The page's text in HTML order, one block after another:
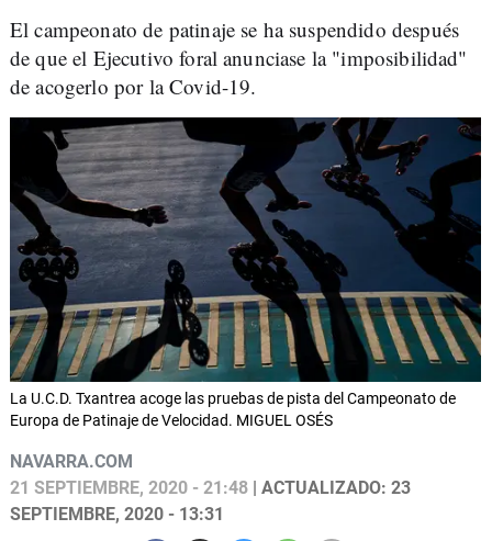
El campeonato de patinaje se ha suspendido después
de que el Ejecutivo foral anunciase la "imposibilidad"
de acogerlo por la Covid-19.
La U.C.D. Txantrea acoge las pruebas de pista del Campeonato de
Europa de Patinaje de Velocidad. MIGUEL OSÉS
NAVARRA.COM
21 SEPTIEMBRE, 2020 - 21:48 | ACTUALIZADO: 23
SEPTIEMBRE, 2020 - 13:31